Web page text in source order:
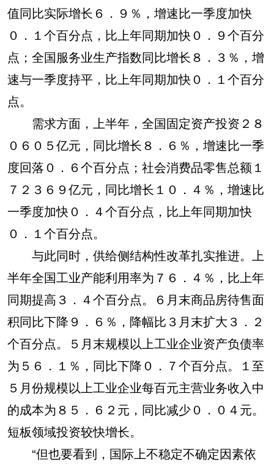
值同比实际增长６．９％，增速比一季度加快
０．１个百分点，比上年同期加快０．９个百分
点；全国服务业生产指数同比增长８．３％，增
速与一季度持平，比上年同期加快０．１个百分
点。
需求方面，上半年，全国固定资产投资２８
０６０５亿元，同比增长８．６％，增速比一季
度回落０．６个百分点；社会消费品零售总额１
７２３６９亿元，同比增长１０．４％，增速比
一季度加快０．４个百分点，比上年同期加快
０．１个百分点。
与此同时，供给侧结构性改革扎实推进。上
半年全国工业产能利用率为７６．４％，比上年
同期提高３．４个百分点。６月末商品房待售面
积同比下降９．６％，降幅比３月末扩大３．２
个百分点。５月末规模以上工业企业资产负债率
为５６．１％，同比下降０．７个百分点。１至
５月份规模以上工业企业每百元主营业务收入中
的成本为８５．６２元，同比减少０．０４元。
短板领域投资较快增长。
“但也要看到，国际上不稳定不确定因素依